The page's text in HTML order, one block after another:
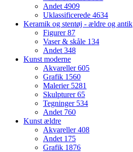
Andet4909
Uklassificerede 4634
Keramik og stentøj - ældre og antik
Figurer87
Vaser & skåle 134
Andet348
Kunst moderne
Akvareller605
Grafik 1560
Malerier 5281
Skulpturer65
Tegninger 534
Andet 760
Kunst ældre
Akvareller408
Andet 175
Grafik 1876